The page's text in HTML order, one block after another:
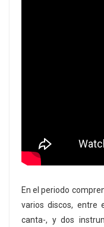
En el periodo
varios discos, entre
canta-, y dos